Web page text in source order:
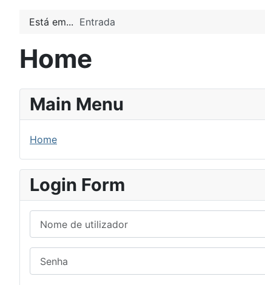
Está em... Entrada
Home
Main Menu
Home
Login Form